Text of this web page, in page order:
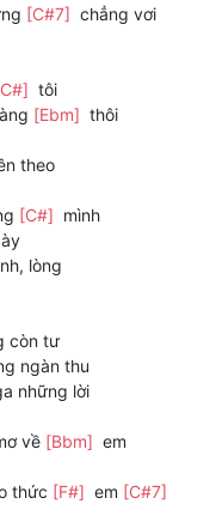
[C#7] chẳng vơi
tôi
[Ebm] thôi
theo
[C#] mình
lòng
còn tư
ngàn thu
những lời
về [Bbm] em
thức [F#] em [C#7]